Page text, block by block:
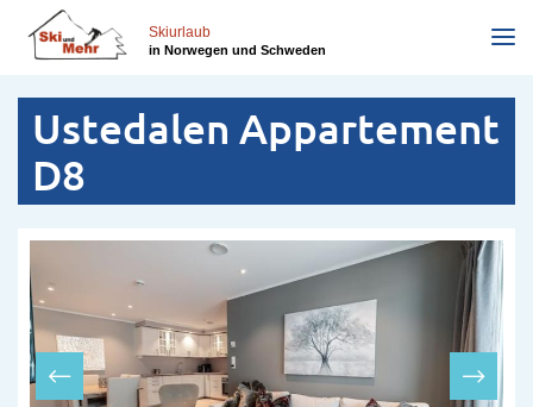
zum
Inhalt
Skiurlaub
in Norwegen und Schweden
Ustedalen Appartement
D8